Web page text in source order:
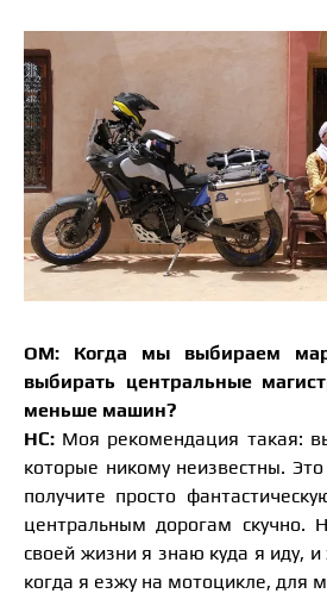
ОМ: Когда мы выбираем
выбирать центральные
меньше машин?
НС: Моя рекомендация такая:
которые никому неизвестны.
получите просто
центральным дорогам скучно.
своей жизни я знаю куда я иду, и
когда я езжу на мотоцикле, для